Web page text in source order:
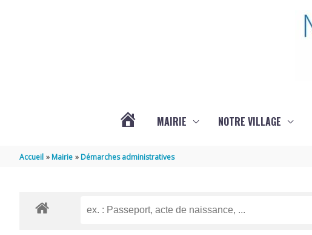
MARSILLY
MAIRIE NOTRE VILLAGE
Accueil Mairie Démarches administratives